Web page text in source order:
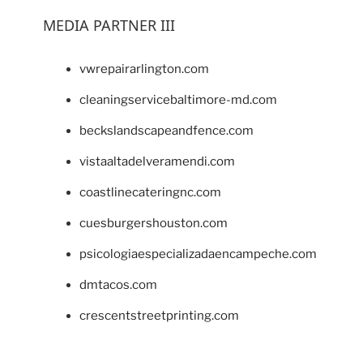
MEDIA PARTNER III
vwrepairarlington.com
cleaningservicebaltimore-md.com
beckslandscapeandfence.com
vistaaltadelveramendi.com
coastlinecateringnc.com
cuesburgershouston.com
psicologiaespecializadaencampeche.com
dmtacos.com
crescentstreetprinting.com